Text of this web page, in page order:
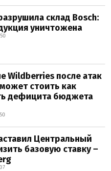
склад Bosch:
уничтожена
Wildberries после атак
стоить как
дефицита бюджета
Центральный
базовую ставку –